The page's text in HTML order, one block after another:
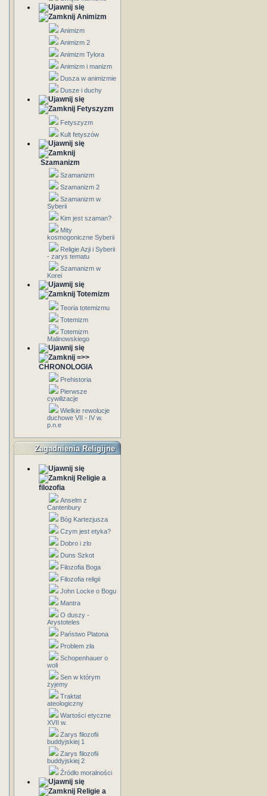
Animizm
Animizm
Animizm 2
Animizm Tylora
Animizm i manizm
Dusza w animizmie
Dusze i duchy
Fetyszyzm
Fetyszyzm
Kult fetyszów
Szamanizm
Szamanizm
Szamanizm 2
Szamanizm w
Syberii
Kim jest szaman?
Mity
kosmogoniczne Syberii
Religie Azji i Syberii
- zarys tematu
Szamanizm w
Korei
Totemizm
Teoria totemizmu
Totemizm
Totemizm
Malinowskiego
=>>
CHRONOLOGIA
Prehistoria
Pierwsze
cywilizacje
Wielkie rewolucje
duchowe VII - IV w.
p.n.e
Zagadnienia Religijne
Religie a
filozofia
Anselm z
Cantenbury
Bóg Kartezjusza
Czym jest etyka?
Dobro i zlo
Duns Szkot
Filozofia Boga
Filozofia religii
John Locke o Bogu
Mantra
O duszy -
Arystoteles
Państwo Platona
Problem zła
Schopenhauer o
woli
Sen w którym
żyjemy
Traktat
ateologiczny
Wartości etyczne
XVII w.
Zarys filozofii
buddyjskiej 1
Zarys filozofii
buddyjskiej 2
Źródło moralności
Religie a